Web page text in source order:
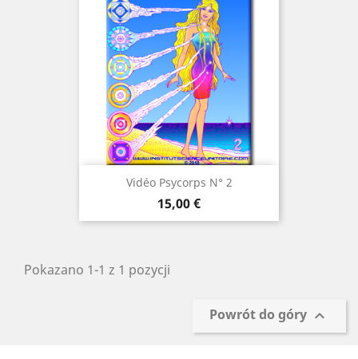
Vidéo Psycorps N° 2
Cena
15,00 €
Pokazano 1-1 z 1 pozycji
Powrót do góry 